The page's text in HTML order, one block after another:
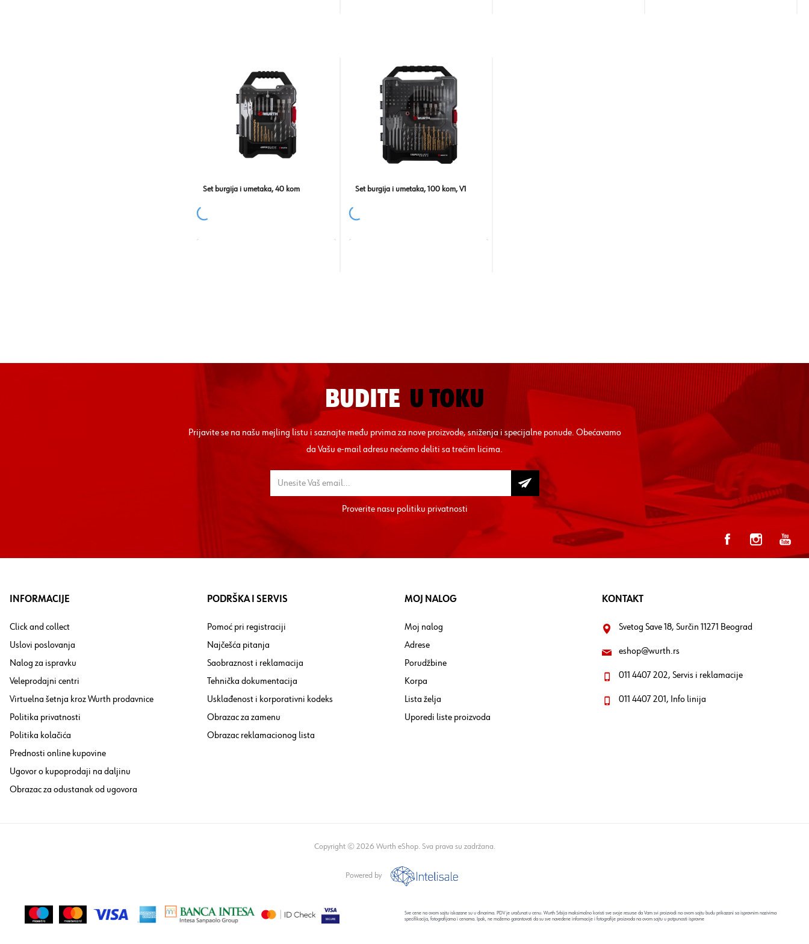
Set burgija i umetaka, 40 kom Set burgija i umetaka, 100 kom, V1
BUDITE U TOKU
Prijavite se na našu mejling listu i saznajte među prvima za nove proizvode, sniženja i specijalne ponude. Obećavamo
da Vašu e-mail adresu nećemo deliti sa trećim licima.
Proverite nasupolitiku privatnosti
INFORMACIJE
Click and collect
Uslovi poslovanja
Nalog za ispravku
Veleprodajni centri
Virtuelna šetnja kroz Wurth prodavnice
Politika privatnosti
Politika kolačića
Prednosti online kupovine
Ugovor o kupoprodaji na daljinu
Obrazac za odustanak od ugovora
PODRŠKA I SERVIS
Pomoć pri registraciji
Najčešća pitanja
Saobraznost i reklamacija
Tehnička dokumentacija
Usklađenost i korporativni kodeks
Obrazac za zamenu
Obrazac reklamacionog lista
MOJ NALOG
Moj nalog
Adrese
Porudžbine
Korpa
Lista želja
Uporedi liste proizvoda
KONTAKT
Svetog Save 18, Surčin 11271 Beograd
eshop@wurth.rs
011 4407 202, Servis i reklamacije
011 4407 201, Info linija
Copyright © 2026 Wurth eShop. Sva prava su zadržana.
Powered by
Sve cene na ovom sajtu iskazane su u dinarima. PDV je uračunat u cenu. Wurth Srbija maksimalno koristi sve svoje resurse da Vam svi proizvodi na ovom sajtu budu prikazani sa ispravnim nazivima
specifikacija, fotografijama i cenama. Ipak, ne možemo garantovati da su sve navedene informacije i fotografije proizvoda na ovom sajtu u potpunosti ispravne